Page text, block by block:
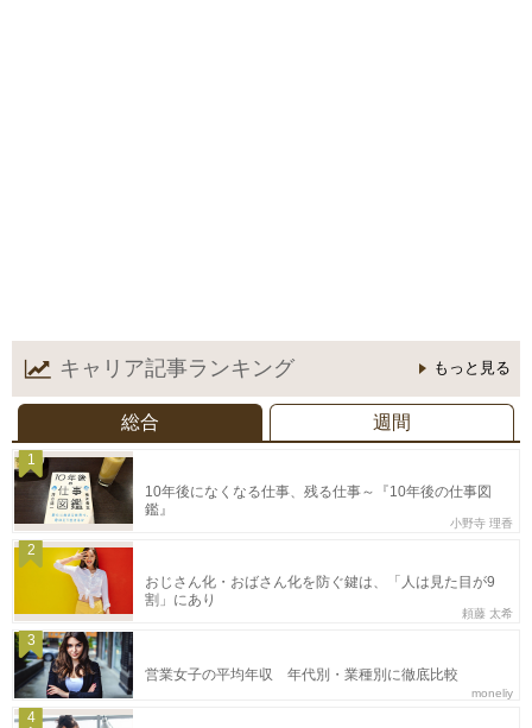
キャリア記事ランキング もっと見る
総合 週間
1
10年後になくなる仕事、残る仕事～『10年後の仕事図
鑑』
小野寺 理香
2
おじさん化・おばさん化を防ぐ鍵は、「人は見た目が9
割」にあり
頼藤 太希
3
営業女子の平均年収 年代別・業種別に徹底比較
moneliy
4